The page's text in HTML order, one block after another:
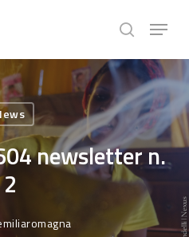
search
Menu
newsletter n.
2
Menu